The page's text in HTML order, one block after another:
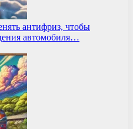
антифриз, чтобы
автомобиля…